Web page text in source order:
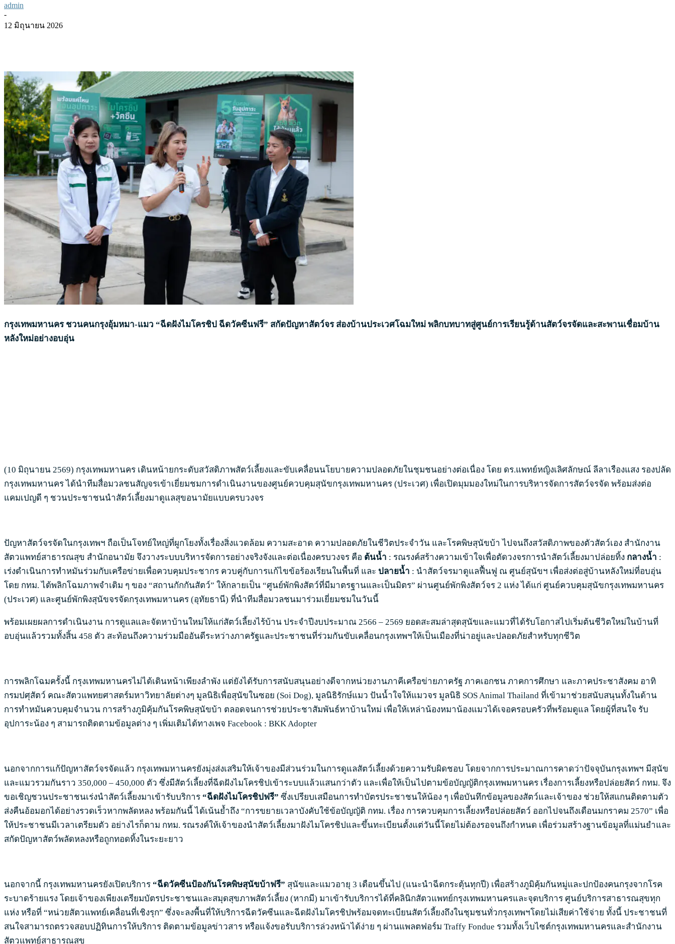
admin
-
12 มิถุนายน 2026
กรุงเทพมหานคร ชวนคนกรุงอุ้มหมา-แมว “ฉีดฝังไมโครชิป ฉีดวัคซีนฟรี” สกัดปัญหาสัตว์จร ส่องบ้านประเวศโฉมใหม่ พลิกบทบาทสู่ศูนย์การเรียนรู้ด้านสัตว์จรจัดและสะพานเชื่อมบ้าน
หลังใหม่อย่างอบอุ่น
(10 มิถุนายน 2569) กรุงเทพมหานคร เดินหน้ายกระดับสวัสดิภาพสัตว์เลี้ยงและขับเคลื่อนนโยบายความปลอดภัยในชุมชนอย่างต่อเนื่อง โดย ดร.แพทย์หญิงเลิศลักษณ์ ลีลาเรืองแสง รองปลัด
กรุงเทพมหานคร ได้นำทีมสื่อมวลชนสัญจรเข้าเยี่ยมชมการดำเนินงานของศูนย์ควบคุมสุนัขกรุงเทพมหานคร (ประเวศ) เพื่อเปิดมุมมองใหม่ในการบริหารจัดการสัตว์จรจัด พร้อมส่งต่อ
แคมเปญดี ๆ ชวนประชาชนนำสัตว์เลี้ยงมาดูแลสุขอนามัยแบบครบวงจร
ปัญหาสัตว์จรจัดในกรุงเทพฯ ถือเป็นโจทย์ใหญ่ที่ผูกโยงทั้งเรื่องสิ่งแวดล้อม ความสะอาด ความปลอดภัยในชีวิตประจำวัน และโรคพิษสุนัขบ้า ไปจนถึงสวัสดิภาพของตัวสัตว์เอง สำนักงาน
สัตวแพทย์สาธารณสุข สำนักอนามัย จึงวางระบบบริหารจัดการอย่างจริงจังและต่อเนื่องครบวงจร คือ ต้นน้ำ : รณรงค์สร้างความเข้าใจเพื่อตัดวงจรการนำสัตว์เลี้ยงมาปล่อยทิ้ง กลางน้ำ :
เร่งดำเนินการทำหมันร่วมกับเครือข่ายเพื่อควบคุมประชากร ควบคู่กับการแก้ไขข้อร้องเรียนในพื้นที่ และ ปลายน้ำ : นำสัตว์จรมาดูแลฟื้นฟู ณ ศูนย์สุนัขฯ เพื่อส่งต่อสู่บ้านหลังใหม่ที่อบอุ่น
โดย กทม. ได้พลิกโฉมภาพจำเดิม ๆ ของ “สถานกักกันสัตว์” ให้กลายเป็น “ศูนย์พักพิงสัตว์ที่มีมาตรฐานและเป็นมิตร” ผ่านศูนย์พักพิงสัตว์จร 2 แห่ง ได้แก่ ศูนย์ควบคุมสุนัขกรุงเทพมหานคร
(ประเวศ) และศูนย์พักพิงสุนัขจรจัดกรุงเทพมหานคร (อุทัยธานี) ที่นำทีมสื่อมวลชนมาร่วมเยี่ยมชมในวันนี้
พร้อมเผยผลการดำเนินงาน การดูแลและจัดหาบ้านใหม่ให้แก่สัตว์เลี้ยงไร้บ้าน ประจำปีงบประมาณ 2566 – 2569 ยอดสะสมล่าสุดสุนัขและแมวที่ได้รับโอกาสไปเริ่มต้นชีวิตใหม่ในบ้านที่
อบอุ่นแล้วรวมทั้งสิ้น 458 ตัว สะท้อนถึงความร่วมมืออันดีระหว่างภาครัฐและประชาชนที่ร่วมกันขับเคลื่อนกรุงเทพฯให้เป็นเมืองที่น่าอยู่และปลอดภัยสำหรับทุกชีวิต
การพลิกโฉมครั้งนี้ กรุงเทพมหานครไม่ได้เดินหน้าเพียงลำพัง แต่ยังได้รับการสนับสนุนอย่างดีจากหน่วยงานภาคีเครือข่ายภาครัฐ ภาคเอกชน ภาคการศึกษา และภาคประชาสังคม อาทิ
กรมปศุสัตว์ คณะสัตวแพทยศาสตร์มหาวิทยาลัยต่างๆ มูลนิธิเพื่อสุนัขในซอย (Soi Dog), มูลนิธิรักษ์แมว ปันน้ำใจให้แมวจร มูลนิธิ SOS Animal Thailand ที่เข้ามาช่วยสนับสนุนทั้งในด้าน
การทำหมันควบคุมจำนวน การสร้างภูมิคุ้มกันโรคพิษสุนัขบ้า ตลอดจนการช่วยประชาสัมพันธ์หาบ้านใหม่ เพื่อให้เหล่าน้องหมาน้องแมวได้เจอครอบครัวที่พร้อมดูแล โดยผู้ที่สนใจ รับ
อุปการะน้อง ๆ สามารถติดตามข้อมูลต่าง ๆ เพิ่มเติมได้ทางเพจ Facebook : BKK Adopter
นอกจากการแก้ปัญหาสัตว์จรจัดแล้ว กรุงเทพมหานครยังมุ่งส่งเสริมให้เจ้าของมีส่วนร่วมในการดูแลสัตว์เลี้ยงด้วยความรับผิดชอบ โดยจากการประมาณการคาดว่าปัจจุบันกรุงเทพฯ มีสุนัข
และแมวรวมกันราว 350,000 – 450,000 ตัว ซึ่งมีสัตว์เลี้ยงที่ฉีดฝังไมโครชิปเข้าระบบแล้วแสนกว่าตัว และเพื่อให้เป็นไปตามข้อบัญญัติกรุงเทพมหานคร เรื่องการเลี้ยงหรือปล่อยสัตว์ กทม. จึง
ขอเชิญชวนประชาชนเร่งนำสัตว์เลี้ยงมาเข้ารับบริการ “ฉีดฝังไมโครชิปฟรี” ซึ่งเปรียบเสมือนการทำบัตรประชาชนให้น้อง ๆ เพื่อบันทึกข้อมูลของสัตว์และเจ้าของ ช่วยให้สแกนติดตามตัว
ส่งคืนอ้อมอกได้อย่างรวดเร็วหากพลัดหลง พร้อมกันนี้ ได้เน้นย้ำถึง “การขยายเวลาบังคับใช้ข้อบัญญัติ กทม. เรื่อง การควบคุมการเลี้ยงหรือปล่อยสัตว์ ออกไปจนถึงเดือนมกราคม 2570” เพื่อ
ให้ประชาชนมีเวลาเตรียมตัว อย่างไรก็ตาม กทม. รณรงค์ให้เจ้าของนำสัตว์เลี้ยงมาฝังไมโครชิปและขึ้นทะเบียนตั้งแต่วันนี้โดยไม่ต้องรอจนถึงกำหนด เพื่อร่วมสร้างฐานข้อมูลที่แม่นยำและ
สกัดปัญหาสัตว์พลัดหลงหรือถูกทอดทิ้งในระยะยาว
นอกจากนี้ กรุงเทพมหานครยังเปิดบริการ “ฉีดวัคซีนป้องกันโรคพิษสุนัขบ้าฟรี” สุนัขและแมวอายุ 3 เดือนขึ้นไป (แนะนำฉีดกระตุ้นทุกปี) เพื่อสร้างภูมิคุ้มกันหมู่และปกป้องคนกรุงจากโรค
ระบาดร้ายแรง โดยเจ้าของเพียงเตรียมบัตรประชาชนและสมุดสุขภาพสัตว์เลี้ยง (หากมี) มาเข้ารับบริการได้ที่คลินิกสัตวแพทย์กรุงเทพมหานครและจุดบริการ ศูนย์บริการสาธารณสุขทุก
แห่ง หรือที่ “หน่วยสัตวแพทย์เคลื่อนที่เชิงรุก” ซึ่งจะลงพื้นที่ให้บริการฉีดวัคซีนและฉีดฝังไมโครชิปพร้อมจดทะเบียนสัตว์เลี้ยงถึงในชุมชนทั่วกรุงเทพฯโดยไม่เสียค่าใช้จ่าย ทั้งนี้ ประชาชนที่
สนใจสามารถตรวจสอบปฏิทินการให้บริการ ติดตามข้อมูลข่าวสาร หรือแจ้งขอรับบริการล่วงหน้าได้ง่าย ๆ ผ่านแพลตฟอร์ม Traffy Fondue รวมทั้งเว็บไซต์กรุงเทพมหานครและสำนักงาน
สัตวแพทย์สาธารณสุข